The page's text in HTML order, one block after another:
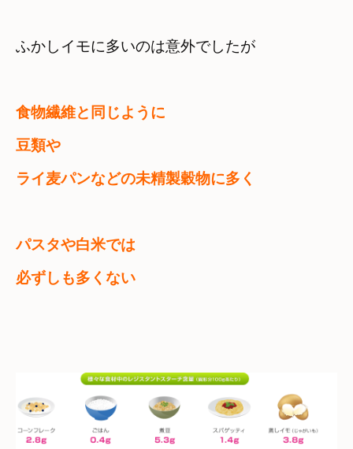
ふかしイモに多いのは意外でしたが
食物繊維と同じように
豆類や
ライ麦パンなどの未精製穀物に多く
パスタや白米では
必ずしも多くない